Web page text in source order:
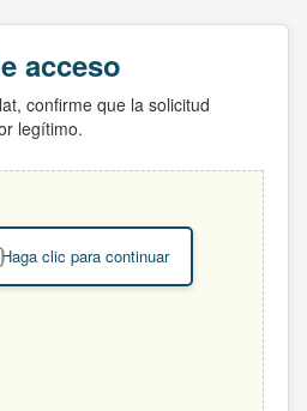
acceso
confirme que la solicitud
legítimo.
Haga clic para continuar